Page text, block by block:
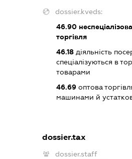
dossier.kveds:
46.90
торгівля
46.18діяльність
спеціалізуються в
товарами
46.69оптова
машинами й
dossier.tax
dossier.staff